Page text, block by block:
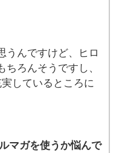
うんですけど、ヒロ
ちろんそうですし、
しているところに
マガを使うか悩んで